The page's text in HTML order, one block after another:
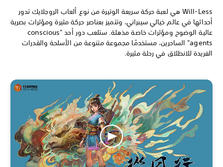
Will-Less هي لعبة حركة سريعة الوتيرة من نوع ألعاب الروجلايك تدور
أحداثها في عالم خيالي سيبراني، وتتميز بعناصر حركة مثيرة ومؤثرات بصرية
عالية الوضوح ومؤثرات خاصة مذهلة. ستلعب دور أحد "conscious
agents" الساحرين، مستخدمًا مجموعة متنوعة من الأسلحة والقدرات
الفريدة للانطلاق في رحلة مثيرة.